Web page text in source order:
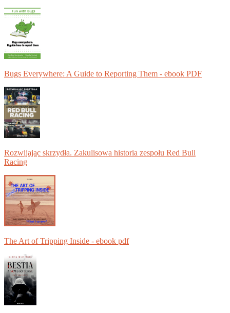
Bugs Everywhere: A Guide to Reporting Them - ebook PDF
Rozwijając skrzydła. Zakulisowa historia zespołu Red Bull
Racing
The Art of Tripping Inside - ebook pdf